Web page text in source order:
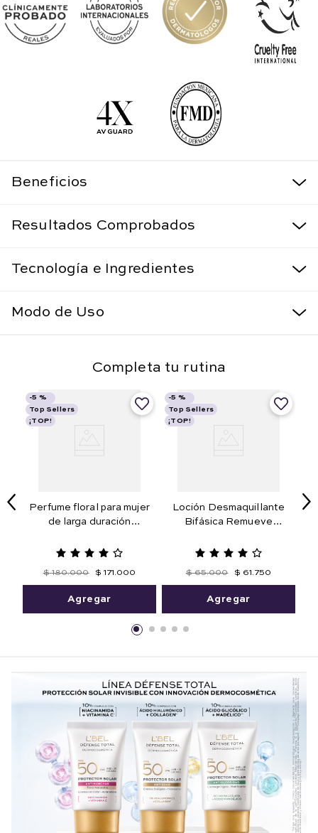
Beneficios
Resultados Comprobados
Tecnología e Ingredientes
Modo de Uso
Completa tu rutina
-5 %
Top Sellers
¡TOP!
Perfume floral para mujer
de larga duración
Limitada
$ 180.000 $ 171 .000
Agregar
-5 %
Top Sellers
¡TOP!
Loción Desmaquillante
Bifásica Remueve
Agua 125 ml
$ 65.000 $ 61 .750
Agregar